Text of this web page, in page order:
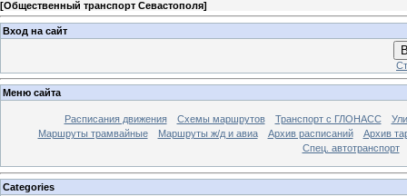
[Общественный транспорт Севастополя]
Вход на сайт
Меню сайта
Расписания движения Схемы маршрутов Транспорт с ГЛОНАСС
Маршруты трамвайные
Маршруты ж/д и авиа Архив расписаний
Архив
Спец. автотранспорт
Categories